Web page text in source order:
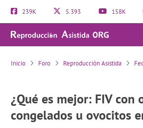
239K 5.393 158K
¿Qué es mejor: FIV con ovocitos congelados u ovocitos en fresco?
Inicio Foro Reproducción Asistida
¿Qué es mejor: FIV con
congelados u ovocitos